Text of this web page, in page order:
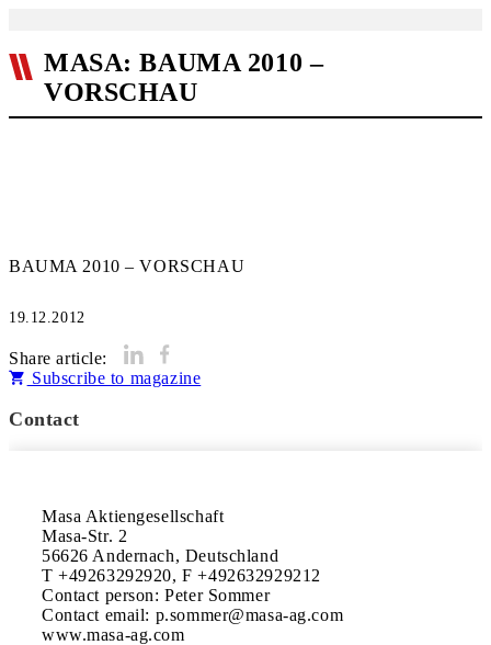
MASA: BAUMA 2010 –
VORSCHAU
BAUMA 2010 – VORSCHAU
19.12.2012
Share article:
Subscribe to magazine
Contact
Masa Aktiengesellschaft
Masa-Str. 2
56626 Andernach, Deutschland
T +49263292920, F +492632929212
Contact person: Peter Sommer
Contact email: p.sommer@masa-ag.com
www.masa-ag.com